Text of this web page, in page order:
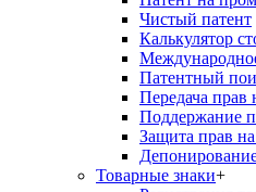
Чистый патент
Калькулятор
Патентный
Передача прав
Поддержание
Защита прав
Товарные знаки+